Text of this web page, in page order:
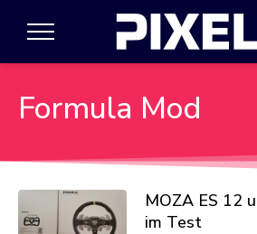
Formula Mod
MOZA ES 12
im Test